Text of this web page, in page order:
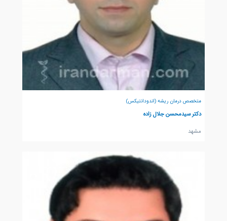
متخصص درمان ریشه (اندودانتیکس)
دکتر سیدمحسن جلال زاده
مشهد